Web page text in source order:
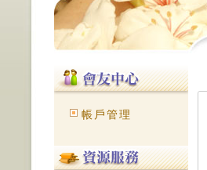
帳戶管理